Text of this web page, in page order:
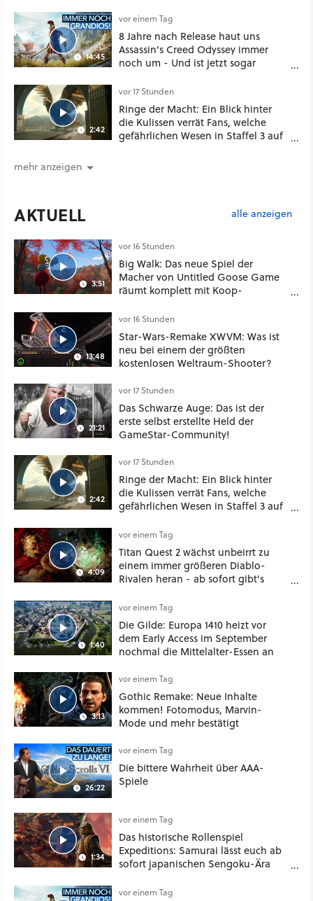
14:45
vor einem Tag
8 Jahre nach Release haut uns
Assassin's Creed Odyssey immer
noch um - Und ist jetzt sogar
2:42
vor 17 Stunden
Ringe der Macht: Ein Blick hinter
die Kulissen verrät Fans, welche
gefährlichen Wesen in Staffel 3 auf
mehr anzeigen
AKTUELL alle anzeigen
3:51
vor 16 Stunden
Big Walk: Das neue Spiel der
Macher von Untitled Goose Game
räumt komplett mit Koop-
13:48
vor 16 Stunden
Star-Wars-Remake XWVM: Was ist
neu bei einem der größten
kostenlosen Weltraum-Shooter?
21:21
vor 17 Stunden
Das Schwarze Auge: Das ist der
erste selbst erstellte Held der
GameStar-Community!
2:42
vor 17 Stunden
Ringe der Macht: Ein Blick hinter
die Kulissen verrät Fans, welche
gefährlichen Wesen in Staffel 3 auf
4:09
vor einem Tag
Titan Quest 2 wächst unbeirrt zu
einem immer größeren Diablo-
Rivalen heran - ab sofort gibt's
Klasse
1:40
vor einem Tag
Die Gilde: Europa 1410 heizt vor
dem Early Access im September
nochmal die Mittelalter-Essen an
3:13
vor einem Tag
Gothic Remake: Neue Inhalte
kommen! Fotomodus, Marvin-
Mode und mehr bestätigt
26:22
vor einem Tag
Die bittere Wahrheit über AAA-
Spiele
1:34
vor einem Tag
Das historische Rollenspiel
Expeditions: Samurai lässt euch ab
sofort japanischen Sengoku-Ära
oder Diplomatie
vor einem Tag